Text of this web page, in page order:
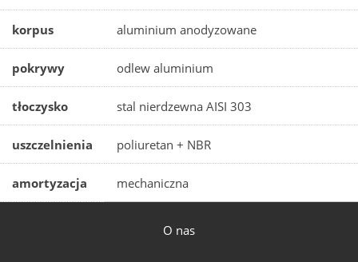
korpus aluminium anodyzowane
pokrywy odlew aluminium
tłoczysko stal nierdzewna AISI 303
uszczelnienia poliuretan + NBR
amortyzacja mechaniczna
O nas